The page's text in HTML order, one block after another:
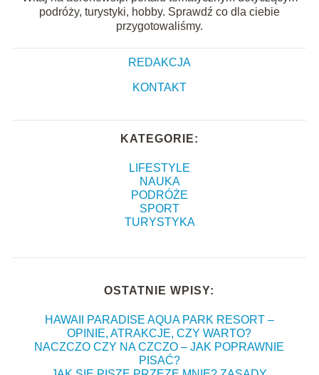
podróży, turystyki, hobby. Sprawdź co dla ciebie
przygotowaliśmy.
REDAKCJA
KONTAKT
KATEGORIE:
LIFESTYLE
NAUKA
PODRÓŻE
SPORT
TURYSTYKA
OSTATNIE WPISY:
HAWAII PARADISE AQUA PARK RESORT –
OPINIE, ATRAKCJE, CZY WARTO?
NACZCZO CZY NA CZCZO – JAK POPRAWNIE
PISAĆ?